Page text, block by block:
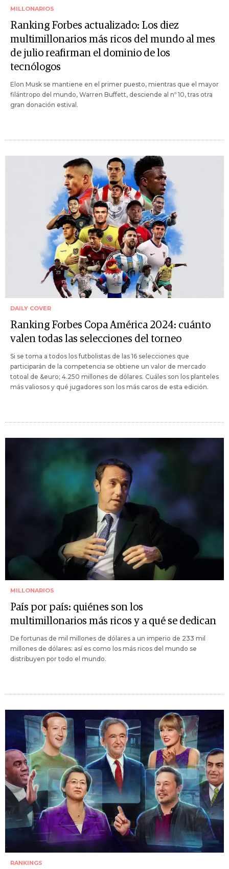
MILLONARIOS
Ranking Forbes actualizado: Los diez
multimillonarios más ricos del mundo al mes
de julio reafirman el dominio de los
tecnólogos
Elon Musk se mantiene en el primer puesto, mientras que el mayor
filántropo del mundo, Warren Buffett, desciende al nº 10, tras otra
gran donación estival.
DAILY COVER
Ranking Forbes Copa América 2024: cuánto
valen todas las selecciones del torneo
Si se toma a todos los futbolistas de las 16 selecciones que
participarán de la competencia se obtiene un valor de mercado
totoal de &euro; 4.250 millones de dólares. Cuáles son los planteles
más valiosos y qué jugadores son los más caros de esta edición.
MILLONARIOS
País por país: quiénes son los
multimillonarios más ricos y a qué se dedican
De fortunas de mil millones de dólares a un imperio de 233 mil
millones de dólares: así es como los más ricos del mundo se
distribuyen por todo el mundo.
RANKINGS